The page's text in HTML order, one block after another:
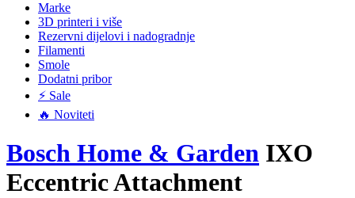
Marke
3D printeri i više
Rezervni dijelovi i nadogradnje
Filamenti
Smole
Dodatni pribor
⚡ Sale
🔥 Noviteti
Bosch Home & Garden IXO
Eccentric Attachment